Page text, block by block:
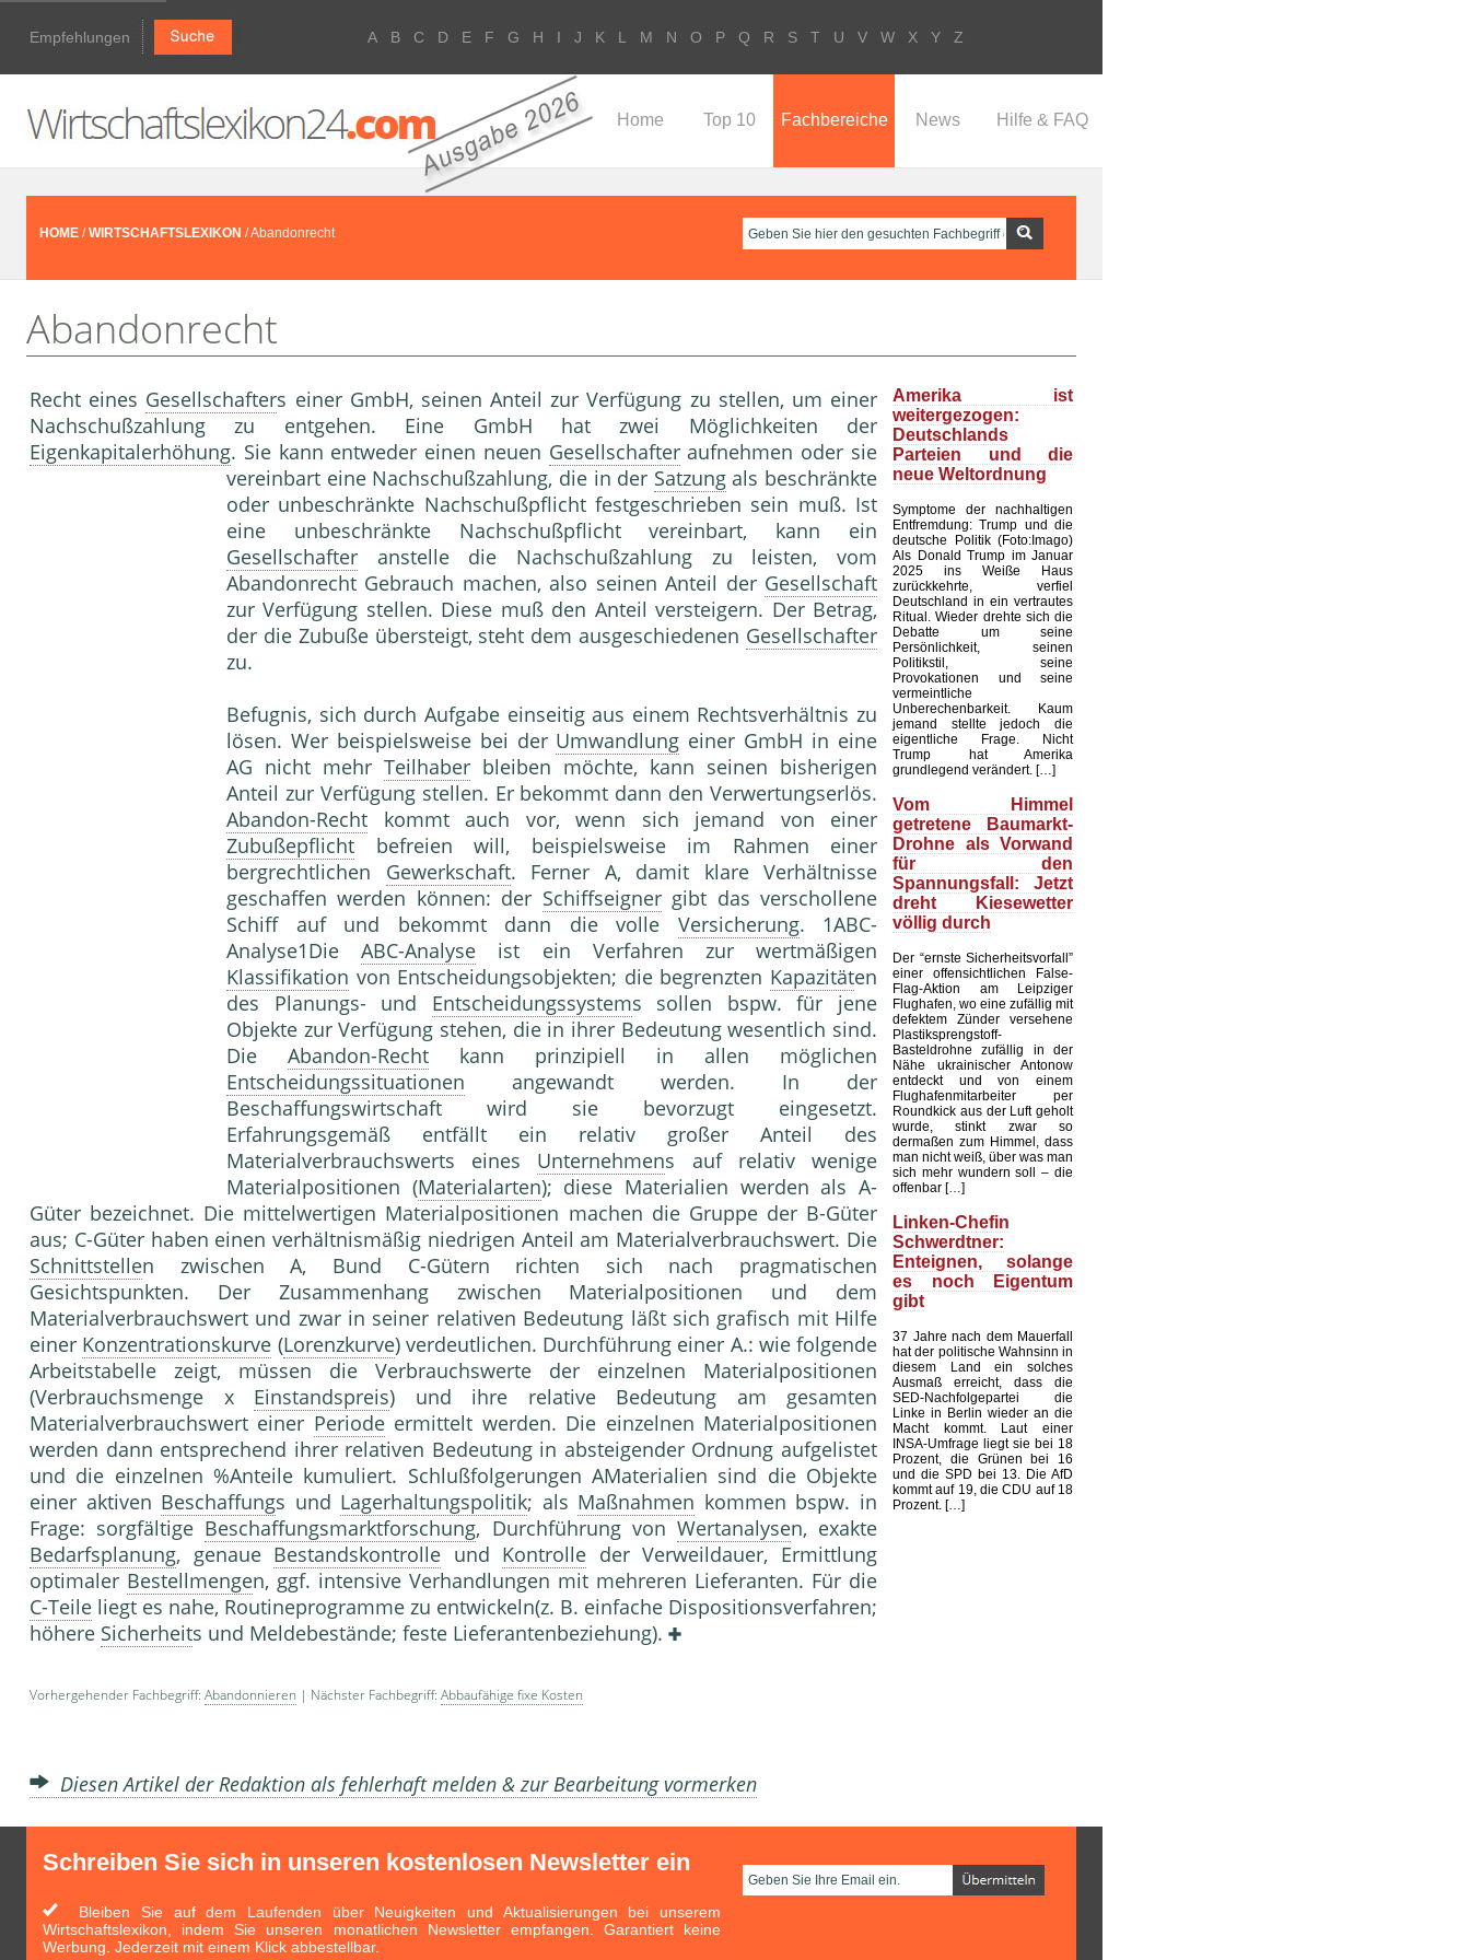
Empfehlungen A B C D E F G H I J K L M N O P Q R S T U V W X Y Z
Home Top 10 Fachbereiche News Hilfe & FAQ
HOME /WIRTSCHAFTSLEXIKON / Abandonrecht
Abandonrecht
Recht eines Gesellschafters einer GmbH, seinen Anteil zur Verfügung zu stellen, um einer
Nachschußzahlung zu entgehen. Eine GmbH hat zwei Möglichkeiten der
Eigenkapitalerhöhung. Sie kann entweder einen neuen Gesellschafteraufnehmen oder sie
vereinbart eine Nachschußzahlung, die in der Satzungals beschränkte
oder unbeschränkte Nachschußpflicht festgeschrieben sein muß. Ist
eine unbeschränkte Nachschußpflicht vereinbart, kann ein
Gesellschafter anstelle die Nachschußzahlung zu leisten, vom
Abandonrecht Gebrauch machen, also seinen Anteil der Gesellschaft
zur Verfügung stellen. Diese muß den Anteil versteigern. Der Betrag,
der die Zubuße übersteigt, steht dem ausgeschiedenen Gesellschafter
zu.
Befugnis, sich durch Aufgabe einseitig aus einem Rechtsverhältnis zu
lösen. Wer beispielsweise bei der Umwandlung einer GmbH in eine
AG nicht mehr Teilhaber bleiben möchte, kann seinen bisherigen
Anteil zur Verfügung stellen. Er bekommt dann den Verwertungserlös.
Abandon-Recht kommt auch vor, wenn sich jemand von einer
Zubußepflicht befreien will, beispielsweise im Rahmen einer
bergrechtlichen Gewerkschaft. Ferner A, damit klare Verhältnisse
geschaffen werden können: der Schiffseignergibt das verschollene
Schiff auf und bekommt dann die volle Versicherung. 1ABC-
Analyse1DieABC-Analyse ist ein Verfahren zur wertmäßigen
Klassifikation von Entscheidungsobjekten; die begrenzten Kapazitäten
des Planungs- und Entscheidungssystems sollen bspw. für jene
Objekte zur Verfügung stehen, die in ihrer Bedeutung wesentlich sind.
Die Abandon-Recht kann prinzipiell in allen möglichen
Entscheidungssituationen angewandt werden. In der
Beschaffungswirtschaft wird sie bevorzugt eingesetzt.
Erfahrungsgemäß entfällt ein relativ großer Anteil des
Materialverbrauchswerts eines Unternehmens auf relativ wenige
Materialpositionen (Materialarten); diese Materialien werden als A-
Güter bezeichnet. Die mittelwertigen Materialpositionen machen die Gruppe der B-Güter
aus; C-Güter haben einen verhältnismäßig niedrigen Anteil am Materialverbrauchswert. Die
Schnittstellen zwischen A, Bund C-Gütern richten sich nach pragmatischen
Gesichtspunkten. Der Zusammenhang zwischen Materialpositionen und dem
Materialverbrauchswert und zwar in seiner relativen Bedeutung läßt sich grafisch mit Hilfe
einer Konzentrationskurve (Lorenzkurve) verdeutlichen. Durchführung einer A.: wie folgende
Arbeitstabelle zeigt, müssen die Verbrauchswerte der einzelnen Materialpositionen
(Verbrauchsmenge x Einstandspreis) und ihre relative Bedeutung am gesamten
Materialverbrauchswert einer Periodeermittelt werden. Die einzelnen Materialpositionen
werden dann entsprechend ihrer relativen Bedeutung in absteigender Ordnung aufgelistet
und die einzelnen %Anteile kumuliert. Schlußfolgerungen AMaterialien sind die Objekte
einer aktiven Beschaffungs und Lagerhaltungspolitik; als Maßnahmen kommen bspw. in
Frage: sorgfältige Beschaffungsmarktforschung, Durchführung von Wertanalysen, exakte
Bedarfsplanung, genaue Bestandskontrolle und Kontrolle der Verweildauer, Ermittlung
optimaler Bestellmengen, ggf. intensive Verhandlungen mit mehreren Lieferanten. Für die
C-Teile liegt es nahe, Routineprogramme zu entwickeln(z. B. einfache Dispositionsverfahren;
höhere Sicherheits und Meldebestände; feste Lieferantenbeziehung).
Vorhergehender Fachbegriff: Abandonnieren | Nächster Fachbegriff: Abbaufähige fixe Kosten
Diesen Artikel der Redaktion als fehlerhaft melden & zur Bearbeitung vormerken
Amerika ist
weitergezogen:
Deutschlands
Parteien und die
neue Weltordnung
Symptome der nachhaltigen
Entfremdung: Trump und die
deutsche Politik (Foto:Imago)
Als Donald Trump im Januar
2025 ins Weiße Haus
zurückkehrte, verfiel
Deutschland in ein vertrautes
Ritual. Wieder drehte sich die
Debatte um seine
Persönlichkeit, seinen
Politikstil, seine
Provokationen und seine
vermeintliche
Unberechenbarkeit. Kaum
jemand stellte jedoch die
eigentliche Frage. Nicht
Trump hat Amerika
grundlegend verändert. […]
Vom Himmel
getretene Baumarkt-
Drohne als Vorwand
für den
Spannungsfall: Jetzt
dreht Kiesewetter
völlig durch
Der “ernste Sicherheitsvorfall”
einer offensichtlichen False-
Flag-Aktion am Leipziger
Flughafen, wo eine zufällig mit
defektem Zünder versehene
Plastiksprengstoff-
Basteldrohne zufällig in der
Nähe ukrainischer Antonow
entdeckt und von einem
Flughafenmitarbeiter per
Roundkick aus der Luft geholt
wurde, stinkt zwar so
dermaßen zum Himmel, dass
man nicht weiß, über was man
sich mehr wundern soll – die
offenbar […]
Linken-Chefin
Schwerdtner:
Enteignen, solange
es noch Eigentum
gibt
37 Jahre nach dem Mauerfall
hat der politische Wahnsinn in
diesem Land ein solches
Ausmaß erreicht, dass die
SED-Nachfolgepartei die
Linke in Berlin wieder an die
Macht kommt. Laut einer
INSA-Umfrage liegt sie bei 18
Prozent, die Grünen bei 16
und die SPD bei 13. Die AfD
kommt auf 19, die CDU auf 18
Prozent. […]
Schreiben Sie sich in unseren kostenlosen Newsletter ein
Bleiben Sie auf dem Laufenden über Neuigkeiten und Aktualisierungen bei unserem
Wirtschaftslexikon, indem Sie unseren monatlichen Newsletter empfangen. Garantiert keine
Werbung. Jederzeit mit einem Klick abbestellbar.